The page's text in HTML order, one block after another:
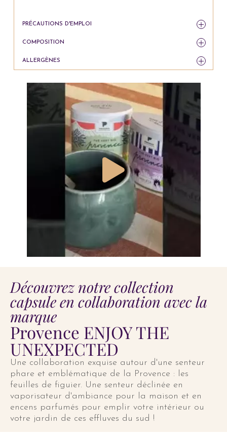
PRÉCAUTIONS D'EMPLOI
COMPOSITION
ALLERGÈNES
Découvrez notre collection
capsule en collaboration avec la
marque
Provence ENJOY THE
UNEXPECTED
Une collaboration exquise autour d'une senteur
phare et emblématique de la Provence : les
feuilles de figuier. Une senteur déclinée en
vaporisateur d'ambiance pour la maison et en
encens parfumés pour emplir votre intérieur ou
votre jardin de ces effluves du sud !